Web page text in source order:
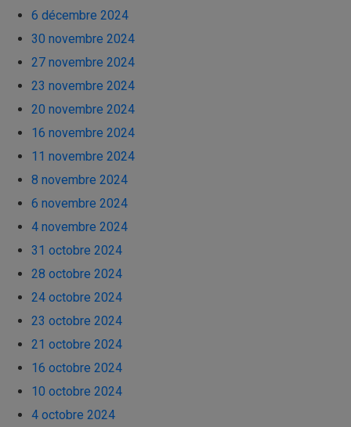
6 décembre 2024
30 novembre 2024
27 novembre 2024
23 novembre 2024
20 novembre 2024
16 novembre 2024
11 novembre 2024
8 novembre 2024
6 novembre 2024
4 novembre 2024
31 octobre 2024
28 octobre 2024
24 octobre 2024
23 octobre 2024
21 octobre 2024
16 octobre 2024
10 octobre 2024
4 octobre 2024